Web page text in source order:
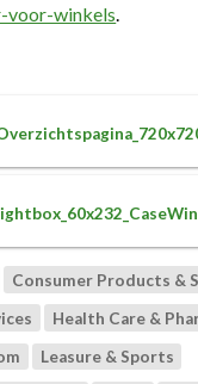
voor-winkels.
Consumer Products &
Health Care &
Leasure & Sports